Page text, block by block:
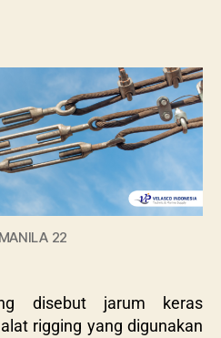
22
disebut jarum keras
rigging yang digunakan